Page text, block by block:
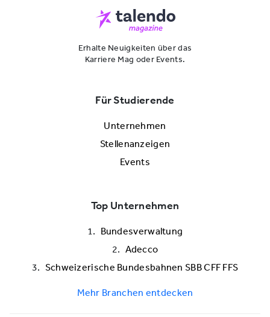
Erhalte Neuigkeiten über das
Karriere Mag oder Events.
Für Studierende
Unternehmen
Stellenanzeigen
Events
Top Unternehmen
Bundesverwaltung
Adecco
Schweizerische Bundesbahnen SBB CFF FFS
Mehr Branchen entdecken